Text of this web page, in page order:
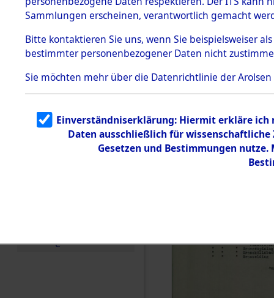
5.3
Todesmärsche
5.3.1 Alliierte
Erhebungen
zu
Todesmärsch
en
5.3.2
g
5.3.3
Todesmärsch
e
Sammlungen erscheinen, verantwortlich gemacht
Bitte kontaktieren Sie uns, wenn Sie beispielsweiser
bestimmter personenbezogener Daten nicht
Sie möchten mehr über die Datenrichtlinie der Arolsen
Einverständniserklärung: Hiermit erkläre ich
Daten ausschließlich für
Gesetzen und Bestimmungen